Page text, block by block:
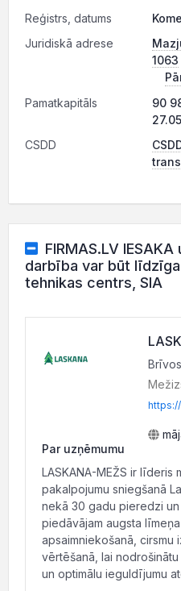
Reģistrs, datums
Juridiskā adrese
1063
Pamatkapitāls
90
CSDD
FIRMAS.LV
darbība var būt līdzīga
tehnikas centrs, SIA
Par uzņēmumu
LASKANA-MEŽS ir līderis
pakalpojumu sniegšanā
nekā 30 gadu pieredzi
piedāvājam augsta
apsaimniekošanā, cirsmu
vērtēšanā, lai
un optimālu ieguldījumu